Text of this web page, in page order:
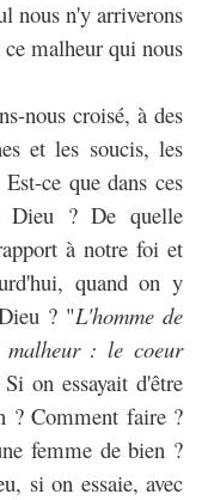
nous n'y arriverons
malheur qui nous
nous croisé, à des
et les soucis, les
ce que dans ces
Dieu ? De quelle
à notre foi et
quand on y
? "L'homme de
: le coeur
Si on essayait d'être
? Comment faire ?
femme de bien ?
si on essaie, avec